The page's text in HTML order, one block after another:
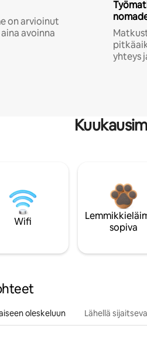
on arvioinut
avoinna
yhteys
Wifi
sopiva
oleskeluun Lähellä